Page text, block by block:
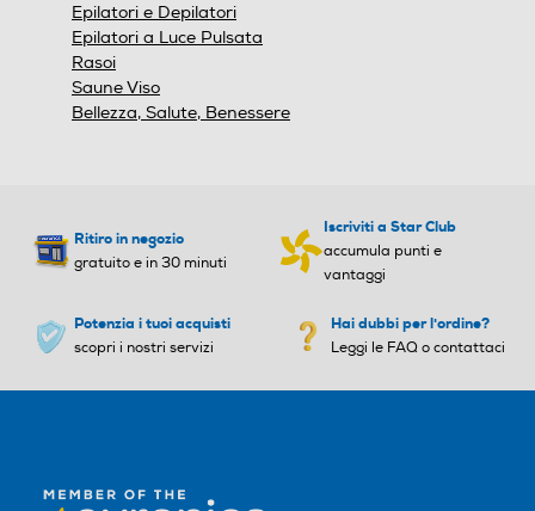
Epilatori e Depilatori
Epilatori a Luce Pulsata
Rasoi
Saune Viso
Bellezza, Salute, Benessere
Ritiro in negozio
gratuito e in 30 minuti
Iscriviti a Star Club
accumula punti e
vantaggi
Potenzia i tuoi acquisti
scopri i nostri servizi
Hai dubbi per l'ordine?
Leggi le FAQ o contattaci